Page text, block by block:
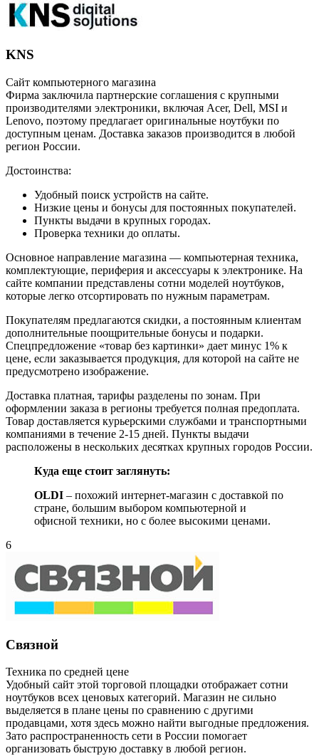
KNS
Сайт компьютерного магазина
Фирма заключила партнерские соглашения с крупными
производителями электроники, включая Acer, Dell, MSI и
Lenovo, поэтому предлагает оригинальные ноутбуки по
доступным ценам. Доставка заказов производится в любой
регион России.
Достоинства:
Удобный поиск устройств на сайте.
Низкие цены и бонусы для постоянных покупателей.
Пункты выдачи в крупных городах.
Проверка техники до оплаты.
Основное направление магазина — компьютерная техника,
комплектующие, периферия и аксессуары к электронике. На
сайте компании представлены сотни моделей ноутбуков,
которые легко отсортировать по нужным параметрам.
Покупателям предлагаются скидки, а постоянным клиентам
дополнительные поощрительные бонусы и подарки.
Спецпредложение «товар без картинки» дает минус 1% к
цене, если заказывается продукция, для которой на сайте не
предусмотрено изображение.
Доставка платная, тарифы разделены по зонам. При
оформлении заказа в регионы требуется полная предоплата.
Товар доставляется курьерскими службами и транспортными
компаниями в течение 2-15 дней. Пункты выдачи
расположены в нескольких десятках крупных городов России.
Куда еще стоит заглянуть:
OLDI – похожий интернет-магазин с доставкой по
стране, большим выбором компьютерной и
офисной техники, но с более высокими ценами.
6
Связной
Техника по средней цене
Удобный сайт этой торговой площадки отображает сотни
ноутбуков всех ценовых категорий. Магазин не сильно
выделяется в плане цены по сравнению с другими
продавцами, хотя здесь можно найти выгодные предложения.
Зато распространенность сети в России помогает
организовать быструю доставку в любой регион.